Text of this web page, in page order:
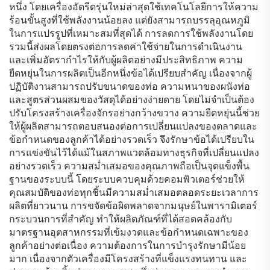
หนึ่ง โดยเครื่องอัดรีดรุ่นใหม่ล่าสุดใช้เทคโนโลยีการให้ความ
ร้อนขั้นสูงที่ใช้พลังงานน้อยลง แต่ยังสามารถบรรลุอุณหภูมิ
ในการแปรรูปที่เหมาะสมที่สุดได้ การลดการใช้พลังงานโดย
รวมนี้ส่งผลโดยตรงต่อการลดค่าใช้จ่ายในการดำเนินงาน
และเพิ่มอัตรากำไรให้กับผู้ผลิตอย่างมีประสิทธิภาพ ความ
ยืดหยุ่นในการผลิตเป็นอีกหนึ่งข้อได้เปรียบสำคัญ เนื่องจากผู้
ปฏิบัติงานสามารถปรับขนาดของท่อ ความหนาของผนังท่อ
และสูตรส่วนผสมของวัสดุได้อย่างง่ายดาย โดยไม่จำเป็นต้อง
ปรับโครงสร้างเครื่องจักรอย่างกว้างขวาง ความยืดหยุ่นนี้ช่วย
ให้ผู้ผลิตสามารถตอบสนองต่อการเปลี่ยนแปลงของตลาดและ
ข้อกำหนดของลูกค้าได้อย่างรวดเร็ว จึงรักษาข้อได้เปรียบใน
การแข่งขันไว้ได้แม้ในสภาพแวดล้อมทางธุรกิจที่เปลี่ยนแปลง
อย่างรวดเร็ว ความสม่ำเสมอของคุณภาพถือเป็นจุดแข็งพื้น
ฐานของระบบนี้ โดยระบบควบคุมด้วยคอมพิวเตอร์ช่วยให้
คุณสมบัติของท่อทุกชิ้นมีความสม่ำเสมอตลอดระยะเวลาการ
ผลิตที่ยาวนาน การขจัดข้อผิดพลาดจากมนุษย์ในพารามิเตอร์
กระบวนการที่สำคัญ ทำให้ผลิตภัณฑ์ที่ได้สอดคล้องกับ
มาตรฐานอุตสาหกรรมที่เข้มงวดและข้อกำหนดเฉพาะของ
ลูกค้าอย่างต่อเนื่อง ความต้องการในการบำรุงรักษามีน้อย
มาก เนื่องจากตัวเครื่องมีโครงสร้างที่แข็งแรงทนทาน และ